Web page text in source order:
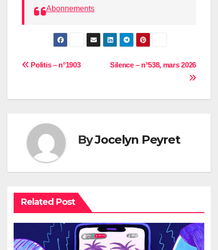
Abonnements
Navigation
Silence – n°538, mars 2026
Politis – n°1903
ByJocelyn Peyret
Related Post